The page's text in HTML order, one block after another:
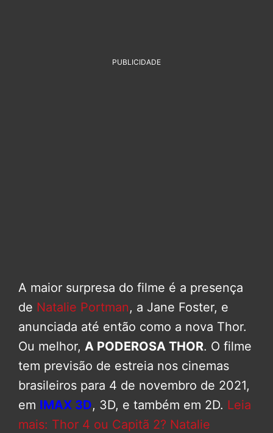
PUBLICIDADE
A maior surpresa do filme é a presença
de Natalie Portman, a Jane Foster, e
anunciada até então como a nova Thor.
Ou melhor, A PODEROSA THOR. O filme
tem previsão de estreia nos cinemas
brasileiros para 4 de novembro de 2021,
em IMAX 3D, 3D, e também em 2D. Leia
mais: Thor 4 ou Capitã 2? Natalie